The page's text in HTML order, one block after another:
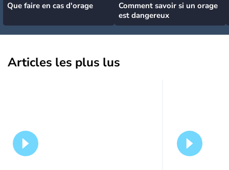
Que faire en cas d'orage
Comment savoir si un orage
est dangereux
Articles les plus lus